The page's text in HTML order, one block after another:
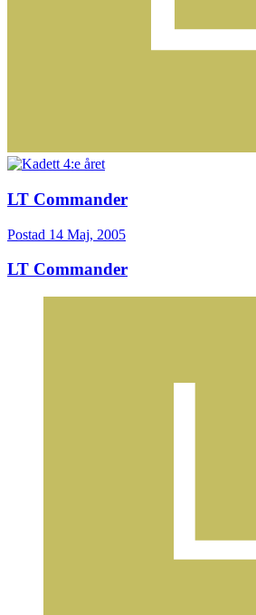
LT Commander
Postad 14 Maj, 2005
LT Commander